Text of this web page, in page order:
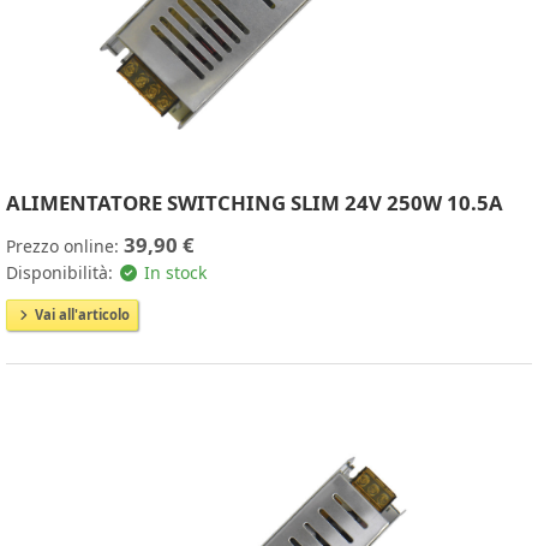
ALIMENTATORE SWITCHING SLIM 24V 250W 10.5A
Prezzo online: 39,90 €
Disponibilità: In stock
Vai all'articolo